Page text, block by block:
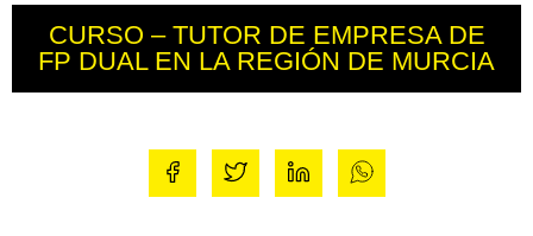
Nueva FP
Beneficios
Trámites y documentación
ÉXITO
Empresas BIsionarias
PREGUNTAS
FRECUENTES
CURSO – TUTOR DE EMPRESA DE
FP DUAL EN LA REGIÓN DE MURCIA